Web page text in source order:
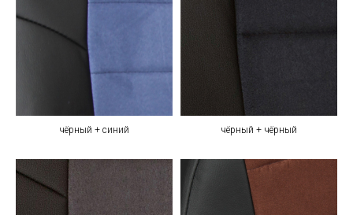
чёрный + синий чёрный + чёрный